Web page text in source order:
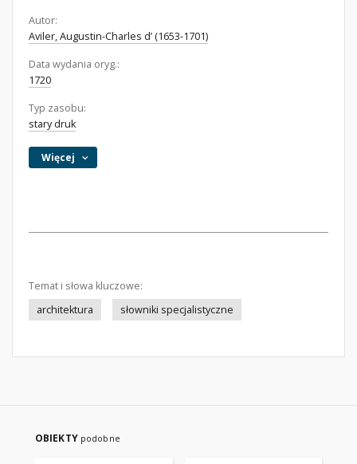
Autor:
Aviler, Augustin-Charles d’ (1653-1701)
Data wydania oryg.:
1720
Typ zasobu:
stary druk
Więcej
Temat i słowa kluczowe:
architektura
słowniki specjalistyczne
OBIEKTY podobne